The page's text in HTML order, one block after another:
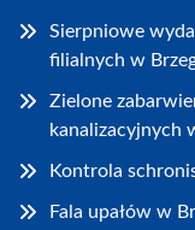
Sierpniowe
filialnych w
Zielone
kanalizacyjnych
Kontrola
Fala upałów w